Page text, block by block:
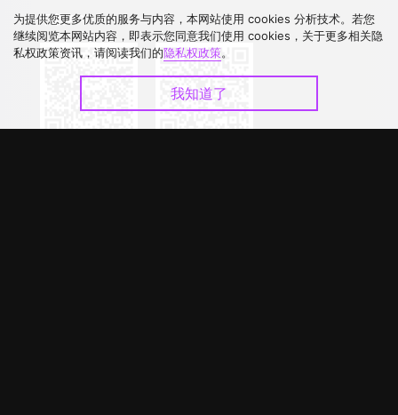
下载 APP
为提供您更多优质的服务与内容，本网站使用 cookies 分析技术。若您
继续阅览本网站内容，即表示您同意我们使用 cookies，关于更多相关隐
私权政策资讯，请阅读我们的隐私权政策。
我知道了